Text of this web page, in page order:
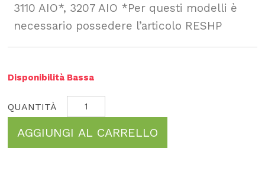
3110 AIO*, 3207 AIO *Per questi modelli è
necessario possedere l’articolo RESHP
Disponibilità Bassa
AGGIUNGI AL CARRELLO